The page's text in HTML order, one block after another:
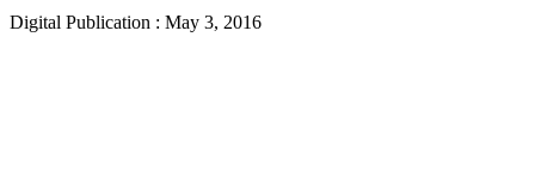
Digital Publication : May 3, 2016